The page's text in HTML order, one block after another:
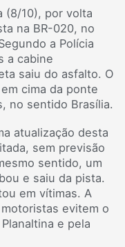
(8/10), por volta
na BR-020, no
a Polícia
a cabine
saiu do asfalto. O
cima da ponte
no sentido Brasília.
atualização desta
sem previsão
sentido, um
e saiu da pista.
em vítimas. A
evitem o
e pela